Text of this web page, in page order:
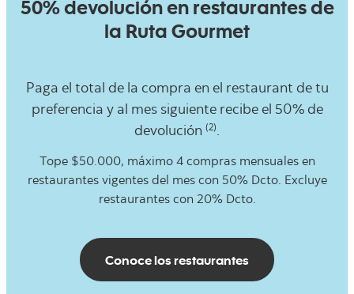
50% devolución en restaurantes de
la Ruta Gourmet
Paga el total de la compra en el restaurant de tu
preferencia y al mes siguiente recibe el 50% de
devolución (2).
Tope $50.000, máximo 4 compras mensuales en
restaurantes vigentes del mes con 50% Dcto. Excluye
restaurantes con 20% Dcto.
Conoce los restaurantes